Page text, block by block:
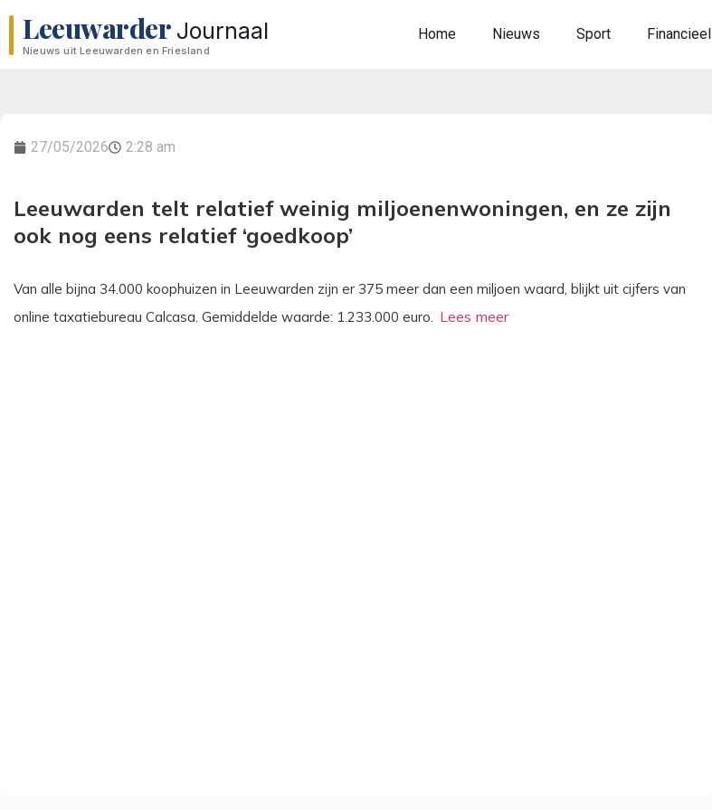
Leeuwarder Journaal
Nieuws uit Leeuwarden en Friesland
Home Nieuws Sport Financieel
27/05/2026 2:28 am
Leeuwarden telt relatief weinig miljoenenwoningen, en ze zijn
ook nog eens relatief ‘goedkoop’
Van alle bijna 34.000 koophuizen in Leeuwarden zijn er 375 meer dan een miljoen waard, blijkt uit cijfers van
online taxatiebureau Calcasa. Gemiddelde waarde: 1.233.000 euro.